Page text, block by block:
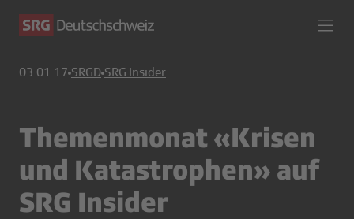
03.01.17 SRGD SRG Insider
Themenmonat «Krisen
und Katastrophen» auf
SRG Insider